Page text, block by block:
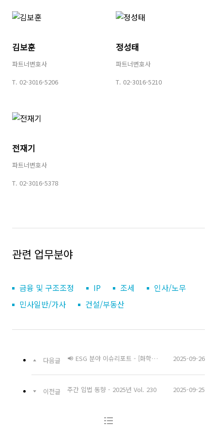
김보훈
파트너변호사
T. 02-3016-5206
정성태
파트너변호사
T. 02-3016-5210
전재기
파트너변호사
T. 02-3016-5378
관련 업무분야
금융 및 구조조정 IP 조세
인사/노무
민사일반/가사
건설/부동산
다음글 ESG 분야 이슈리포트 - [화학물질관리법] 개정안의 주요 내용과 시사점 2025-09-26
이전글 주간 입법 동향 - 2025년 Vol. 230 2025-09-25